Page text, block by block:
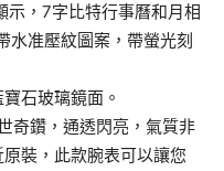
示，7字比特行事曆和月相
水准壓紋圖案，帶螢光刻
石玻璃鏡面。
奇鑽，通透閃亮，氣質非
裝，此款腕表可以讓您